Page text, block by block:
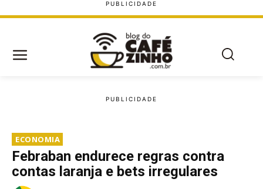
ECONOMIA
Febraban endurece regras contra
contas laranja e bets irregulares